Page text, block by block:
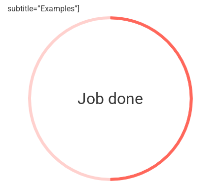
subtitle=”Examples”]
Job done